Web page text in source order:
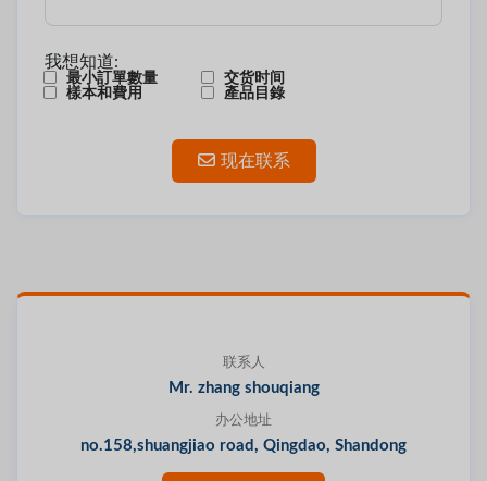
联系人
Mr. zhang shouqiang
办公地址
no.158,shuangjiao road, Qingdao, Shandong
我想知道:
最小訂單數量
交货时间
樣本和費用
產品目錄
现在联系